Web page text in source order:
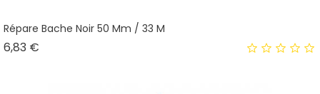
Répare Bache Noir 50 Mm / 33 M
6,83 €